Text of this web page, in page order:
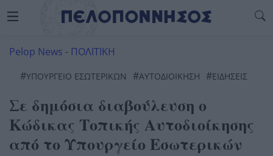
Pelop News - ΠΟΛΙΤΙΚΗ
#ΥΠΟΥΡΓΕΙΟ ΕΣΩΤΕΡΙΚΩΝ #ΑΥΤΟΔΙΟΊΚΗΣΗ #ΕΙΔΗΣΕΙΣ
Σε δημόσια διαβούλευση ο
Κώδικας Τοπικής Αυτοδιοίκησης
από το Υπουργείο Εσωτερικών